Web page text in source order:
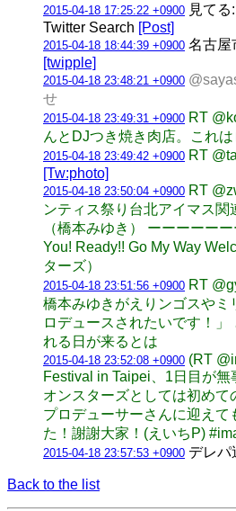
2015-04-18 17:25:22 +0900 見て
Twitter Search [Post]
2015-04-18 18:44:39 +0900 名古屋
[twipple]
2015-04-18 23:48:21 +0900
せ
2015-04-18 23:49:31 +0900 RT
んとDJつき焼き肉店。これは
2015-04-18 23:49:42 +0900 RT
[Tw:photo]
2015-04-18 23:50:04 +0900 RT
ンティス祭り台北アイマス関
（橋本みゆき） ーーーーー
You! Ready!! Go My Way
ターズ）
2015-04-18 23:51:56 +0900 RT
橋本みゆきがえりンゴスやミ
ロデュースされたいです！」
れる日が来るとは
2015-04-18 23:52:08 +0900 (RT
Festival in Taipei、1日目が無
オンスターズとしては初め
プロデューサーさんに迎えて
た！謝謝大家！(えいちP)
2015-04-18 23:57:53 +0900 デレ
Back to the list